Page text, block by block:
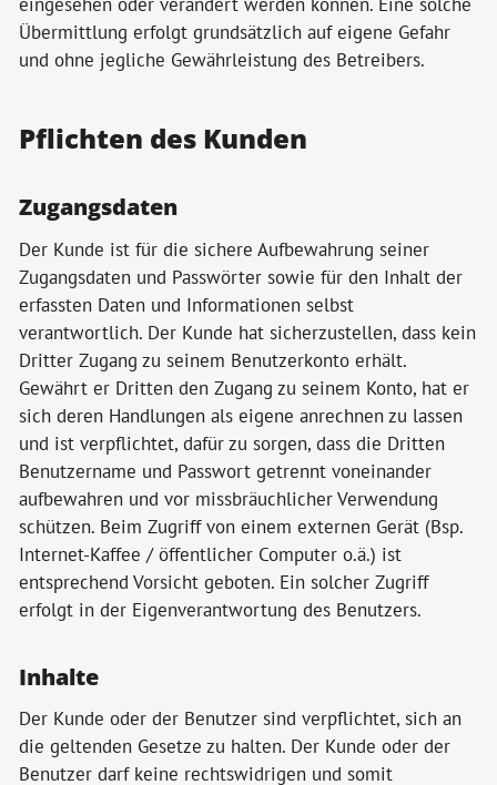
Übermittlung erfolgt grundsätzlich auf eigene Gefahr
und ohne jegliche Gewährleistung des Betreibers.
Pflichten des Kunden
Zugangsdaten
Der Kunde ist für die sichere Aufbewahrung seiner
Zugangsdaten und Passwörter sowie für den Inhalt der
erfassten Daten und Informationen selbst
verantwortlich. Der Kunde hat sicherzustellen, dass kein
Dritter Zugang zu seinem Benutzerkonto erhält.
Gewährt er Dritten den Zugang zu seinem Konto, hat er
sich deren Handlungen als eigene anrechnen zu lassen
und ist verpflichtet, dafür zu sorgen, dass die Dritten
Benutzername und Passwort getrennt voneinander
aufbewahren und vor missbräuchlicher Verwendung
schützen. Beim Zugriff von einem externen Gerät (Bsp.
Internet-Kaffee / öffentlicher Computer o.ä.) ist
entsprechend Vorsicht geboten. Ein solcher Zugriff
erfolgt in der Eigenverantwortung des Benutzers.
Inhalte
Der Kunde oder der Benutzer sind verpflichtet, sich an
die geltenden Gesetze zu halten. Der Kunde oder der
Benutzer darf keine rechtswidrigen und somit